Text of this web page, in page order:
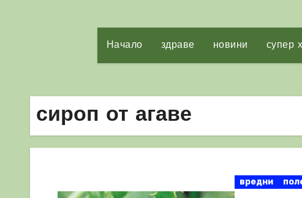
Начало здраве новини супер
сироп от агаве
вредни